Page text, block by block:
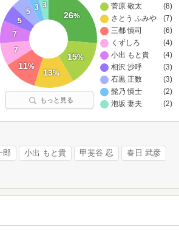
菅原 敬太
(8)
さとう ふみや
(7)
三都 慎司
(6)
くずしろ
(4)
小出 もと貴
(4)
相沢 沙呼
(3)
石黒 正数
(3)
髭乃 慎士
(2)
泡坂 妻夫
(2)
26%
15%
13%
11%
7
7
5
5
3 3
もっと見る
郎 小出 もと貴 甲斐谷 忍 春日 武彦